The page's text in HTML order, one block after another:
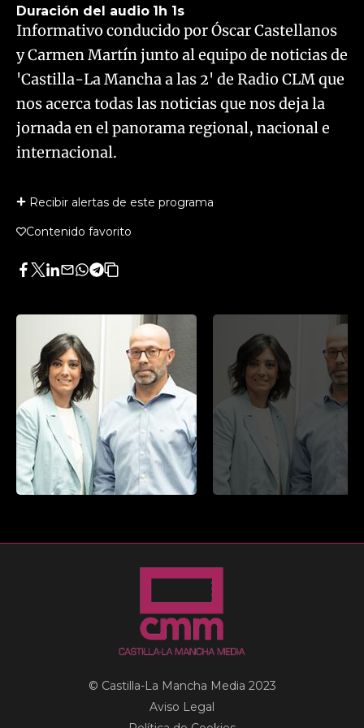
Duración del audio 1h 1s
Informativo conducido por Óscar Castellanos
y Carmen Martín junto al equipo de noticias de
'Castilla-La Mancha a las 2' de Radio CLM que
nos acerca todas las noticias que nos deja la
jornada en el panorama regional, nacional e
internacional.
Recibir alertas de este programa
Contenido favorito
Facebook
Twitter
LinkedIn
Enviar
Whatsapp
Telegram
Copiar
artículo
© Castilla-La Mancha Media 2023
Aviso Legal